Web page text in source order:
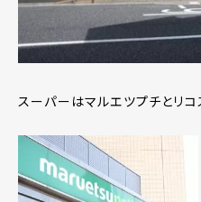
スーパーはマルエツプチとリコ